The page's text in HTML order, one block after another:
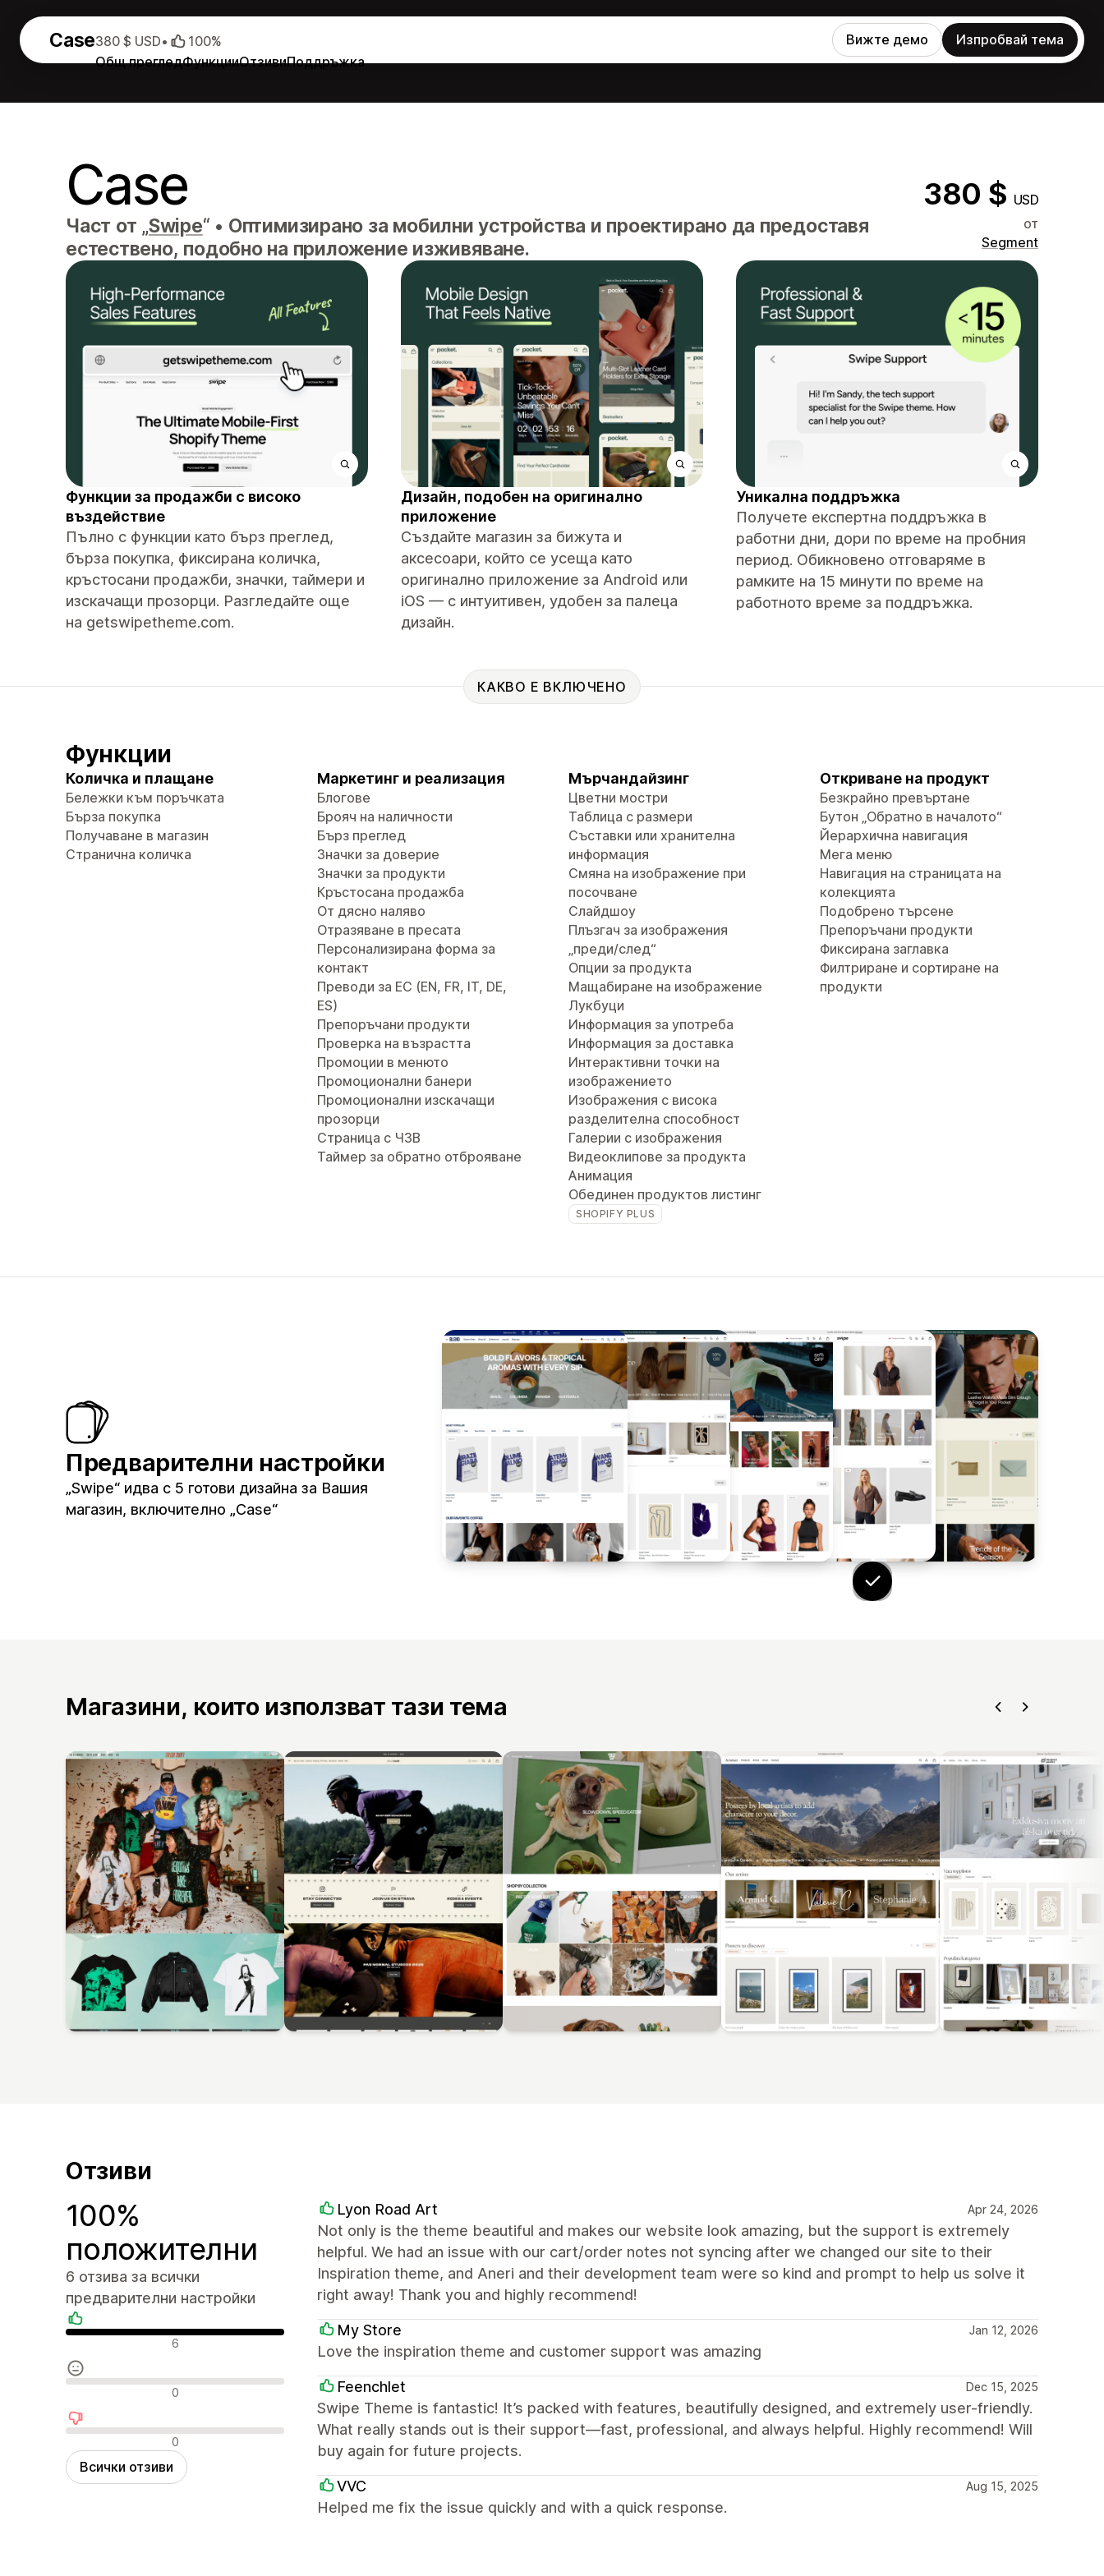
Case
Общ прегледФункцииОтзивиПоддръжка
380 $ USD• 100% Вижте демо Изпробвай тема
Case 380 $ USD
Част от „Swipe“ • Оптимизирано за мобилни устройства и проектирано да предоставя
естествено, подобно на приложение изживяване.
от
Segment
Функции за продажби с високо
въздействие
Пълно с функции като бърз преглед,
бърза покупка, фиксирана количка,
кръстосани продажби, значки, таймери и
изскачащи прозорци. Разгледайте още
на getswipetheme.com.
Дизайн, подобен на оригинално
приложение
Създайте магазин за бижута и
аксесоари, който се усеща като
оригинално приложение за Android или
iOS — с интуитивен, удобен за палеца
дизайн.
Уникална поддръжка
Получете експертна поддръжка в
работни дни, дори по време на пробния
период. Обикновено отговаряме в
рамките на 15 минути по време на
работното време за поддръжка.
КАКВО Е ВКЛЮЧЕНО
Функции
Количка и плащане
Бележки към поръчката
Бърза покупка
Получаване в магазин
Странична количка
Маркетинг и реализация
Блогове
Брояч на наличности
Бърз преглед
Значки за доверие
Значки за продукти
Кръстосана продажба
От дясно наляво
Отразяване в пресата
Персонализирана форма за
контакт
Преводи за ЕС (EN, FR, IT, DE,
ES)
Препоръчани продукти
Проверка на възрастта
Промоции в менюто
Промоционални банери
Промоционални изскачащи
прозорци
Страница с ЧЗВ
Таймер за обратно отброяване
Мърчандайзинг
Цветни мостри
Таблица с размери
Съставки или хранителна
информация
Смяна на изображение при
посочване
Слайдшоу
Плъзгач за изображения
„преди/след“
Опции за продукта
Мащабиране на изображение
Лукбуци
Информация за употреба
Информация за доставка
Интерактивни точки на
изображението
Изображения с висока
разделителна способност
Галерии с изображения
Видеоклипове за продукта
Анимация
Обединен продуктов листинг
SHOPIFY PLUS
Откриване на продукт
Безкрайно превъртане
Бутон „Обратно в началото“
Йерархична навигация
Мега меню
Навигация на страницата на
колекцията
Подобрено търсене
Препоръчани продукти
Фиксирана заглавка
Филтриране и сортиране на
продукти
Предварителни настройки
„Swipe“ идва с 5 готови дизайна за Вашия
магазин, включително „Case“
Магазини, които използват тази тема
Отзиви
100%
положителни
6 отзива за всички
предварителни настройки
Положителни отзиви
6
Неутрални отзиви
0
Отрицателни отзиви
0
Всички отзиви
Lyon Road Art Apr 24, 2026
Not only is the theme beautiful and makes our website look amazing, but the support is extremely
helpful. We had an issue with our cart/order notes not syncing after we changed our site to their
Inspiration theme, and Aneri and their development team were so kind and prompt to help us solve it
right away! Thank you and highly recommend!
My Store Jan 12, 2026
Love the inspiration theme and customer support was amazing
Feenchlet Dec 15, 2025
Swipe Theme is fantastic! It’s packed with features, beautifully designed, and extremely user-friendly.
What really stands out is their support—fast, professional, and always helpful. Highly recommend! Will
buy again for future projects.
VVC Aug 15, 2025
Helped me fix the issue quickly and with a quick response.